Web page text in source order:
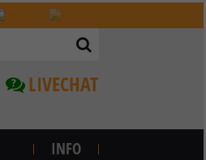
? LIVECHAT
INFO